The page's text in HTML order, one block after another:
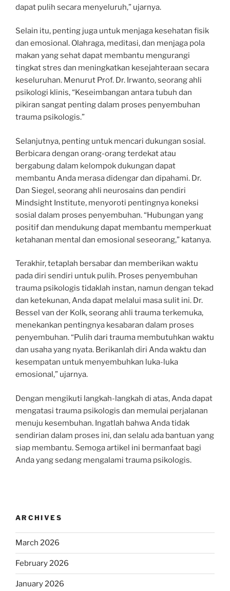
dapat pulih secara menyeluruh,” ujarnya.
Selain itu, penting juga untuk menjaga kesehatan fisik
dan emosional. Olahraga, meditasi, dan menjaga pola
makan yang sehat dapat membantu mengurangi
tingkat stres dan meningkatkan kesejahteraan secara
keseluruhan. Menurut Prof. Dr. Irwanto, seorang ahli
psikologi klinis, “Keseimbangan antara tubuh dan
pikiran sangat penting dalam proses penyembuhan
trauma psikologis.”
Selanjutnya, penting untuk mencari dukungan sosial.
Berbicara dengan orang-orang terdekat atau
bergabung dalam kelompok dukungan dapat
membantu Anda merasa didengar dan dipahami. Dr.
Dan Siegel, seorang ahli neurosains dan pendiri
Mindsight Institute, menyoroti pentingnya koneksi
sosial dalam proses penyembuhan. “Hubungan yang
positif dan mendukung dapat membantu memperkuat
ketahanan mental dan emosional seseorang,” katanya.
Terakhir, tetaplah bersabar dan memberikan waktu
pada diri sendiri untuk pulih. Proses penyembuhan
trauma psikologis tidaklah instan, namun dengan tekad
dan ketekunan, Anda dapat melalui masa sulit ini. Dr.
Bessel van der Kolk, seorang ahli trauma terkemuka,
menekankan pentingnya kesabaran dalam proses
penyembuhan. “Pulih dari trauma membutuhkan waktu
dan usaha yang nyata. Berikanlah diri Anda waktu dan
kesempatan untuk menyembuhkan luka-luka
emosional,” ujarnya.
Dengan mengikuti langkah-langkah di atas, Anda dapat
mengatasi trauma psikologis dan memulai perjalanan
menuju kesembuhan. Ingatlah bahwa Anda tidak
sendirian dalam proses ini, dan selalu ada bantuan yang
siap membantu. Semoga artikel ini bermanfaat bagi
Anda yang sedang mengalami trauma psikologis.
ARCHIVES
March 2026
February 2026
January 2026